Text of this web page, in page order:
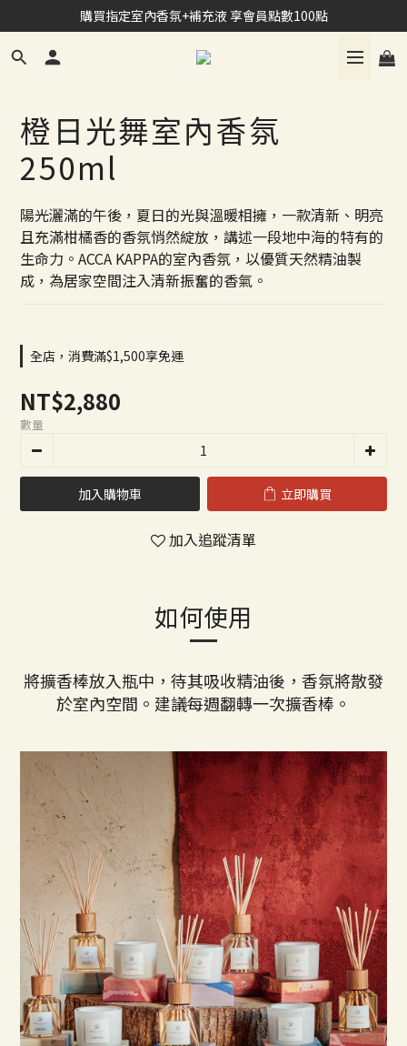
加入Line會員 享NT$100購物禮金
購買指定室內香氛+補充液 享會員點數100點
加入Line會員 享NT$100購物禮金
橙日光舞室內香氛
250ml
陽光灑滿的午後，夏日的光與溫暖相擁，一款清新、明亮
且充滿柑橘香的香氛悄然綻放，講述一段地中海的特有的
生命力。ACCA KAPPA的室內香氛，以優質天然精油製
成，為居家空間注入清新振奮的香氣。
全店，消費滿$1,500享免運
NT$2,880
數量
加入購物車 立即購買
加入追蹤清單
如何使用
將擴香棒放入瓶中，待其吸收精油後，香氛將散發
於室內空間。建議每週翻轉一次擴香棒。